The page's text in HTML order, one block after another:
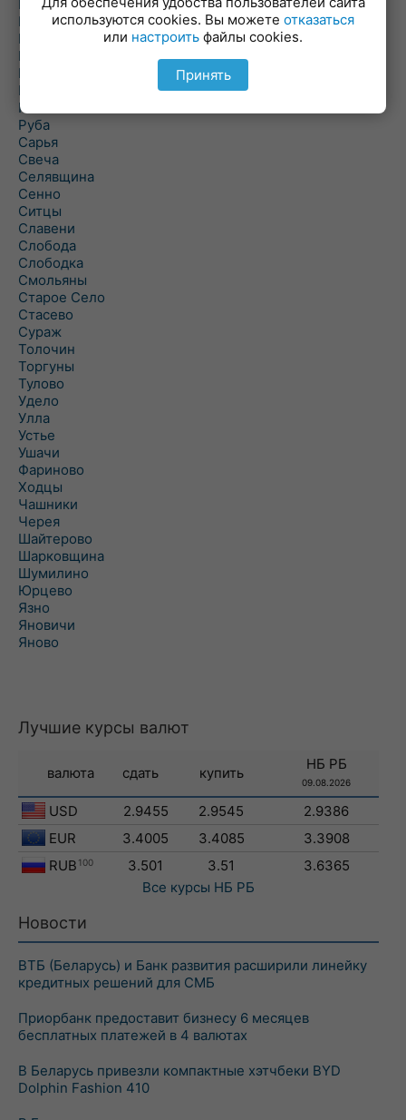
Повятье
Погоща
Подсвилье
Полоцк
Поставы
Прозороки
Россоны
Руба
Сарья
Свеча
Селявщина
Сенно
Ситцы
Славени
Слобода
Слободка
Смольяны
Старое Село
Стасево
Сураж
Толочин
Торгуны
Тулово
Удело
Улла
Устье
Ушачи
Фариново
Ходцы
Чашники
Черея
Шайтерово
Шарковщина
Шумилино
Юрцево
Язно
Яновичи
Яново
Лучшие курсы валют
валюта сдать купить
НБ РБ
09.08.2026
USD 2.9455 2.9545
2.9386
EUR
3.4005 3.4085
3.3908
RUB 100 3.501 3.51
3.6365
Все курсы НБ РБ
Новости
ВТБ (Беларусь) и Банк развития расширили линейку
кредитных решений для СМБ
Приорбанк предоставит бизнесу 6 месяцев
бесплатных платежей в 4 валютах
В Беларусь привезли компактные хэтчбеки BYD
Dolphin Fashion 410
используются cookies. Вы можете отказаться
или настроить файлы cookies.
Принять